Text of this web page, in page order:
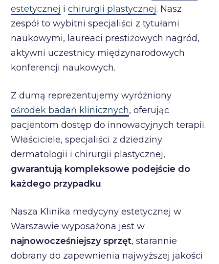
estetycznej ichirurgii plastycznej. Nasz
zespół to wybitni specjaliści z tytułami
naukowymi, laureaci prestiżowych nagród,
aktywni uczestnicy międzynarodowych
konferencji naukowych.
Z dumą reprezentujemy wyróżniony
ośrodek badań klinicznych, oferując
pacjentom dostęp do innowacyjnych terapii.
Właściciele, specjaliści z dziedziny
dermatologii i chirurgii plastycznej,
gwarantują kompleksowe podejście do
każdego przypadku.
Nasza Klinika medycyny estetycznej w
Warszawie wyposażona jest w
najnowocześniejszy sprzęt, starannie
dobrany do zapewnienia najwyższej jakości